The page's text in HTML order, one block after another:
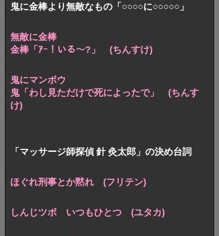
鬼に金棒より無敵なもの「○○○○に○○○○○」
無敵に金棒
金棒「ｱｰ！いる～?」 (ちんすけ)
鬼にマンボウ
鬼「わし見ただけで死によったで」 (ちんす
け)
「マッサージ師探偵 針 灸太郎」の決め台詞
ほぐれ刑事とか黙れ (フリテン)
しんじツボ いつもひとつ (ユタカ)